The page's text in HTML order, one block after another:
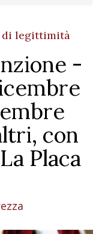
di legittimità
-
con
Placa